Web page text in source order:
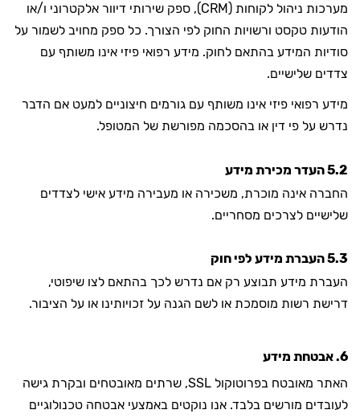
מערכות ניהול לקוחות (CRM), ספק שירותי דיוור אלקטרוני ו/או
הודעות טקסט ורשויות החוק לפי הצורך. כל ספק מחויב לשמור על
סודיות המידע בהתאם לחוק. מידע רפואי פיזי אינו משותף עם
צדדים שלישיים.
מידע רפואי פיזי אינו משותף עם גורמים חיצוניים למעט אם הדבר
נדרש על פי דין או בהסכמה מפורשת של המטופל.
5.2 העדר מכירת מידע
החברה אינה מוכרת, משכירה או מעבירה מידע אישי לצדדים
שלישיים לצרכים מסחריים.
5.3 העברת מידע לפי חוק
העברת מידע תבוצע רק אם נדרש לכך בהתאם לצו שיפוטי,
דרישת רשות מוסמכת או לשם הגנה על זכויותינו או על הציבור.
6. אבטחת מידע
האתר מאובטח בפרוטוקול SSL, שרתים מאובטחים ובקרת גישה
לעובדים מורשים בלבד. אנו נוקטים באמצעי אבטחה טכנולוגיים